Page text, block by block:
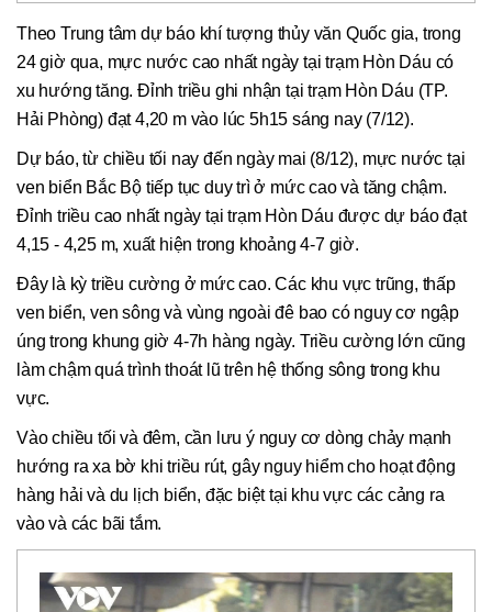
Theo Trung tâm dự báo khí tượng thủy văn Quốc gia, trong
24 giờ qua, mực nước cao nhất ngày tại trạm Hòn Dáu có
xu hướng tăng. Đỉnh triều ghi nhận tại trạm Hòn Dáu (TP.
Hải Phòng) đạt 4,20 m vào lúc 5h15 sáng nay (7/12).
Dự báo, từ chiều tối nay đến ngày mai (8/12), mực nước tại
ven biển Bắc Bộ tiếp tục duy trì ở mức cao và tăng chậm.
Đỉnh triều cao nhất ngày tại trạm Hòn Dáu được dự báo đạt
4,15 - 4,25 m, xuất hiện trong khoảng 4-7 giờ.
Đây là kỳ triều cường ở mức cao. Các khu vực trũng, thấp
ven biển, ven sông và vùng ngoài đê bao có nguy cơ ngập
úng trong khung giờ 4-7h hàng ngày. Triều cường lớn cũng
làm chậm quá trình thoát lũ trên hệ thống sông trong khu
vực.
Vào chiều tối và đêm, cần lưu ý nguy cơ dòng chảy mạnh
hướng ra xa bờ khi triều rút, gây nguy hiểm cho hoạt động
hàng hải và du lịch biển, đặc biệt tại khu vực các cảng ra
vào và các bãi tắm.